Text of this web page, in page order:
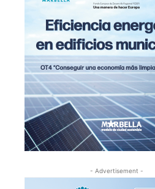
- Advertisement -